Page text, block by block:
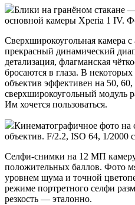
Блики на гранёном стакане
основной камеры Xperia 1 IV.
Сверхширокоугольная камера с
прекрасный динамический
детализация, флагманская
бросаются в глаза. В
объектив эффективен на 50,
сверхширокоугольный модуль
Им хочется пользоваться.
Кинематографичное фото на
объектив. F/2.2, ISO 64, 1/2000
Селфи-снимки на 12 МП
положительных баллов. Фото
уровнем шума и точной
режиме портретного селфи
резкость — эталонно.